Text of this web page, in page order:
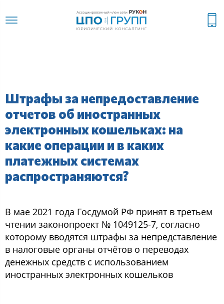
Штрафы за непредоставление
отчетов об иностранных
электронных кошельках: на
какие операции и в каких
платежных системах
распространяются?
В мае 2021 года Госдумой РФ принят в третьем
чтении законопроект № 1049125-7, согласно
которому вводятся штрафы за непредставление
в налоговые органы отчётов о переводах
денежных средств с использованием
иностранных электронных кошельков